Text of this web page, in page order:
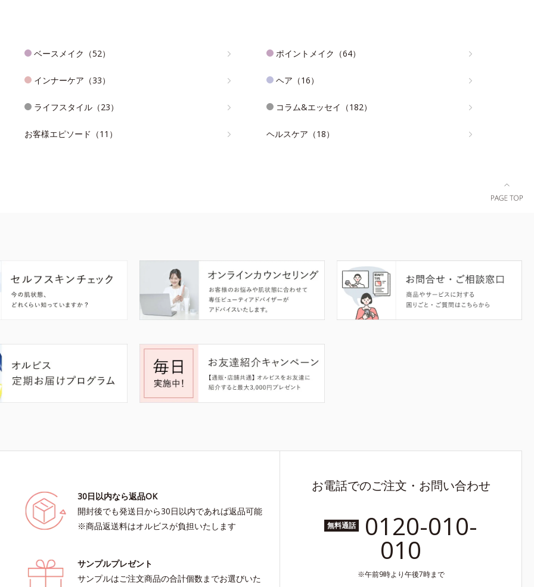
ベースメイク（52） ポイントメイク（64）
インナーケア（33） ヘア（16）
ライフスタイル（23） コラム&エッセイ（182）
お客様エピソード（11） ヘルスケア（18）
30日以内なら返品OK
開封後でも発送日から30日以内であれば返品可能
※商品返送料はオルビスが負担いたします
サンプルプレゼント
サンプルはご注文商品の合計個数までお選びいた
お電話でのご注文・お問い合わせ
無料通話 0120-010-
010
午前9時より午後7時まで